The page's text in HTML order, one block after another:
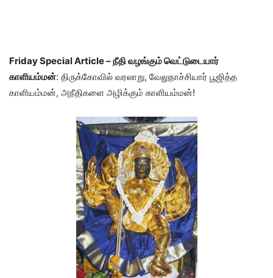
Friday Special Article – நீதி வழங்கும் வெட்டுடையார்
காளியம்மன்: திருக்கோவில் வரலாறு, வேலுநாச்சியார் பூஜித்த
காளியம்மன், அநீதிகளை அழிக்கும் காளியம்மன்!